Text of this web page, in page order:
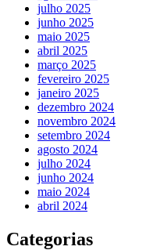
julho 2025
junho 2025
maio 2025
abril 2025
março 2025
fevereiro 2025
janeiro 2025
dezembro 2024
novembro 2024
setembro 2024
agosto 2024
julho 2024
junho 2024
maio 2024
abril 2024
Categorias